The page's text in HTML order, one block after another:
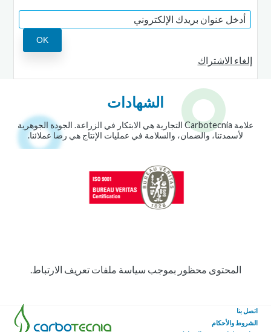
إلغاء الاشتراك
الشهادات
علامة Carbotecnia التجارية هي الابتكار في الزراعة. الجودة الجوهرية
لأسمدتنا، والضمان، والسلامة في عمليات الإنتاج هي رضا عملائنا.
المحتوى محظور بموجب سياسة ملفات تعريف الارتباط.
اتصل بنا
الشروط والأحكام